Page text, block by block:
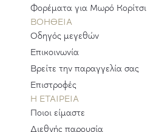
Φορέματα για Μωρό Κορίτσι
ΒΟΗΘΕΙΑ
Οδηγός μεγεθών
Επικοινωνία
Βρείτε την παραγγελία σας
Επιστροφές
H ΕΤΑΙΡΕΊΑ
Ποιοι είμαστε